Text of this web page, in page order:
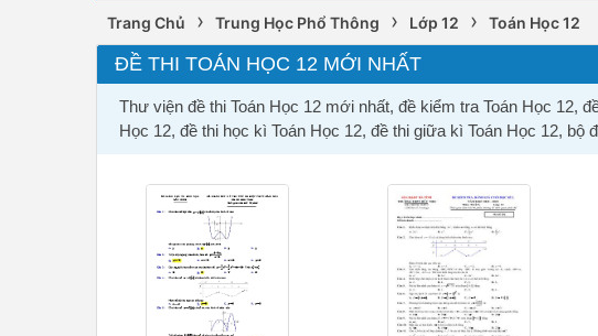
Trang Chủ › Trung Học Phổ Thông › Lớp 12 › Toán Học 12
ĐỀ THI TOÁN HỌC 12 MỚI NHẤT
Thư viện đề thi Toán Học 12 mới nhất, đề kiểm tra Toán Học 12,
Học 12, đề thi học kì Toán Học 12, đề thi giữa kì Toán Học 12, bộ